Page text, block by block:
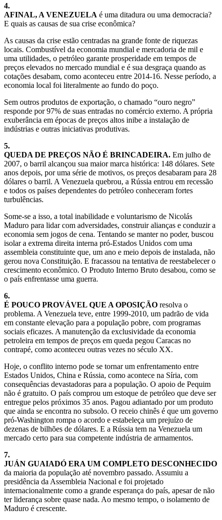
4.
AFINAL, A VENEZUELA é uma ditadura ou uma democracia?
E quais as causas de sua crise econômica?
As causas da crise estão centradas na grande fonte de riquezas
locais. Combustível da economia mundial e mercadoria de mil e
uma utilidades, o petróleo garante prosperidade em tempos de
preços elevados no mercado mundial e é sua desgraça quando as
cotações desabam, como aconteceu entre 2014-16. Nesse período, a
economia local foi literalmente ao fundo do poço.
Sem outros produtos de exportação, o chamado “ouro negro”
responde por 97% de suas entradas no comércio externo. A própria
exuberância em épocas de preços altos inibe a instalação de
indústrias e outras iniciativas produtivas.
5.
QUEDA DE PREÇOS NÃO É BRINCADEIRA. Em julho de
2007, o barril alcançou sua maior marca histórica: 148 dólares. Sete
anos depois, por uma série de motivos, os preços desabaram para 28
dólares o barril. A Venezuela quebrou, a Rússia entrou em recessão
e todos os países dependentes do petróleo conheceram fortes
turbulências.
Some-se a isso, a total inabilidade e voluntarismo de Nicolás
Maduro para lidar com adversidades, construir alianças e conduzir a
economia sem jogos de cena. Tentando se manter no poder, buscou
isolar a extrema direita interna pró-Estados Unidos com uma
assembleia constituinte que, um ano e meio depois de instalada, não
gerou nova Constituição. E fracassou na tentativa de reestabelecer o
crescimento econômico. O Produto Interno Bruto desabou, como se
o país enfrentasse uma guerra.
6.
É POUCO PROVÁVEL QUE A OPOSIÇÃO resolva o
problema. A Venezuela teve, entre 1999-2010, um padrão de vida
em constante elevação para a população pobre, com programas
sociais eficazes. A manutenção da exclusividade da economia
petroleira em tempos de preços em queda pegou Caracas no
contrapé, como aconteceu outras vezes no século XX.
Hoje, o conflito interno pode se tornar um enfrentamento entre
Estados Unidos, China e Rússia, como acontece na Síria, com
consequências devastadoras para a população. O apoio de Pequim
não é gratuito. O país comprou um estoque de petróleo que deve ser
entregue pelos próximos 35 anos. Pagou adiantado por um produto
que ainda se encontra no subsolo. O receio chinês é que um governo
pró-Washington rompa o acordo e estabeleça um prejuízo de
dezenas de bilhões de dólares. E a Rússia tem na Venezuela um
mercado certo para sua competente indústria de armamentos.
7.
JUÁN GUAIADÓ ERA UM COMPLETO DESCONHECIDO
da maioria da população até novembro passado. Assumiu a
presidência da Assembleia Nacional e foi projetado
internacionalmente como a grande esperança do país, apesar de não
ter liderança sobre quase nada. Ao mesmo tempo, o isolamento de
Maduro é crescente.